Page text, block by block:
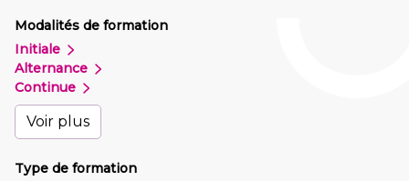
Modalités de formation
Initiale
Alternance
Continue
Voir plus
Type de formation